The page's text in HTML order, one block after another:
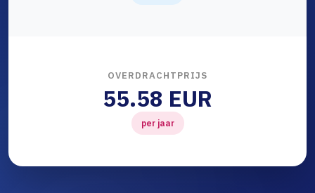
OVERDRACHTPRIJS
55.58 EUR
per jaar